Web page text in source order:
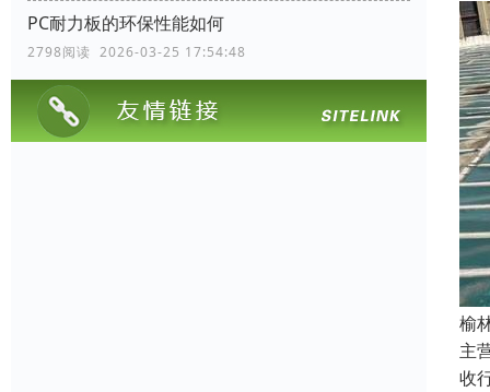
PC耐力板的环保性能如何
2798阅读 2026-03-25 17:54:48
榆
主
收